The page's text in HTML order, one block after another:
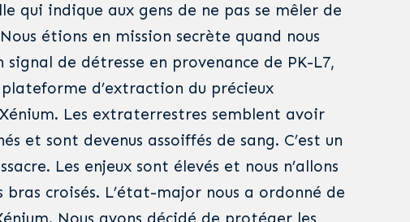
qui indique aux gens de ne pas se mêler de
étions en mission secrète quand nous
signal de détresse en provenance de PK-L7,
d’extraction du précieux
Les extraterrestres semblent avoir
et sont devenus assoiffés de sang. C’est un
Les enjeux sont élevés et nous n’allons
bras croisés. L’état-major nous a ordonné de